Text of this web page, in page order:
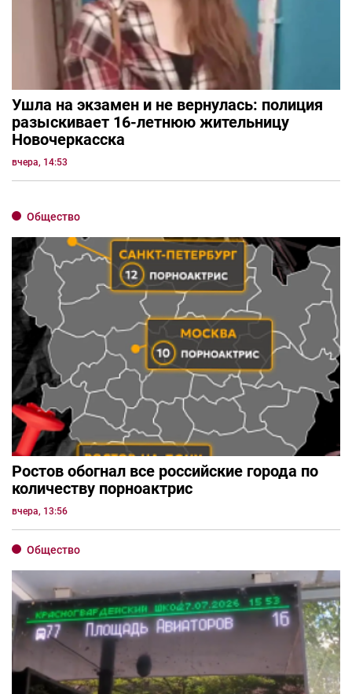
Ушла на экзамен и не вернулась: полиция
разыскивает 16-летнюю жительницу
Новочеркасска
вчера, 14:53
Общество
Ростов обогнал все российские города по
количеству порноактрис
вчера, 13:56
Общество